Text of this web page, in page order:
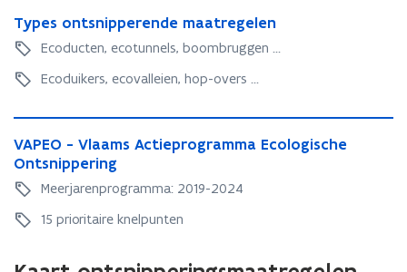
e
u
w
e
n
t
r
y
p
s
n
t
s
p
Types ontsnipperende maatregelen
T
y
p
e
o
n
t
s
n
i
p
Ecoducten, ecotunnels, boombruggen ...
Ecoduikers, ecovalleien, hop-overs ...
A
P
E
-
VAPEO - Vlaams Actieprogramma Ecologische
Ontsnippering
V
A
P
O
Meerjarenprogramma: 2019-2024
15 prioritaire knelpunten